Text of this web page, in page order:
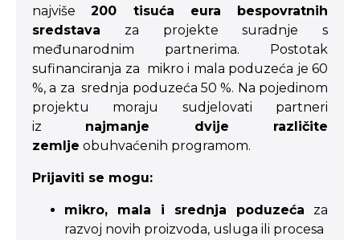
najviše200 tisuća eura bespovratnih
sredstava za projekte suradnje s
međunarodnim partnerima. Postotak
sufinanciranja za mikro i mala poduzeća je 60
%, a za srednja poduzeća 50 %. Na pojedinom
projektu moraju sudjelovati partneri
iz najmanje dvije različite
zemlje obuhvaćenih programom.
Prijaviti se mogu:
mikro, mala i srednja poduzeća za
razvoj novih proizvoda, usluga ili procesa